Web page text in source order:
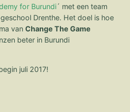
for Burundi´ met een team
Drenthe. Het doel is hoe
van Change The Game
beter in Burundi
juli 2017!